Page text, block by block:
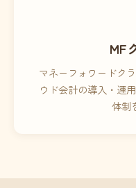
MF
マネーフォワードク
ウド会計の導入・運
体制